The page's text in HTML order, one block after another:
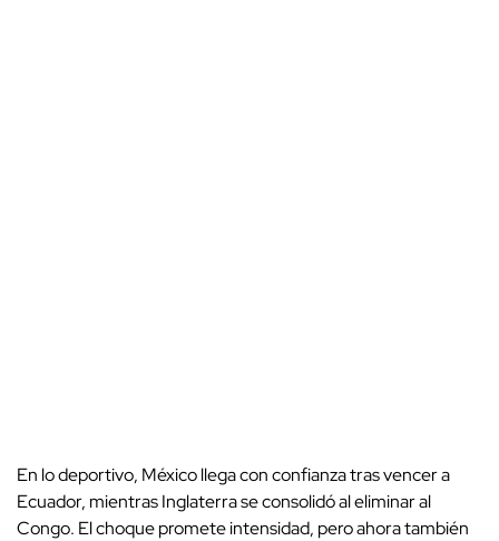
En lo deportivo, México llega con confianza tras vencer a
Ecuador, mientras Inglaterra se consolidó al eliminar al
Congo. El choque promete intensidad, pero ahora también